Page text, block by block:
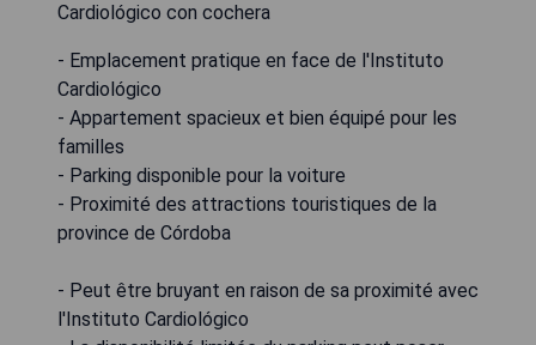
- Emplacement pratique en face de l'Instituto
Cardiológico
- Appartement spacieux et bien équipé pour les
familles
- Parking disponible pour la voiture
- Proximité des attractions touristiques de la
province de Córdoba
- Peut être bruyant en raison de sa proximité avec
l'Instituto Cardiológico